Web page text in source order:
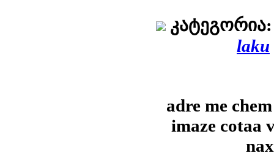
კატეგორია:
laku
adre me
imaze cotaa